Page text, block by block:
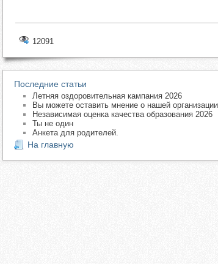
12091
Последние статьи
Летняя оздоровительная кампания 2026
Вы можете оставить мнение о нашей организации
Независимая оценка качества образования 2026
Ты не один
Анкета для родителей.
На главную